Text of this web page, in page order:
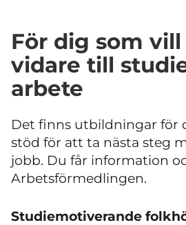
För dig som
vidare till
arbete
Det finns utbildningar för
stöd för att ta nästa steg
jobb. Du får information
Arbetsförmedlingen.
Studiemotiverande